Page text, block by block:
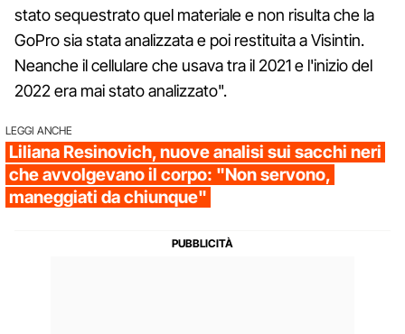
stato sequestrato quel materiale e non risulta che la
GoPro sia stata analizzata e poi restituita a Visintin.
Neanche il cellulare che usava tra il 2021 e l'inizio del
2022 era mai stato analizzato".
LEGGI ANCHE
Liliana Resinovich, nuove analisi sui sacchi neri
che avvolgevano il corpo: "Non servono,
maneggiati da chiunque"